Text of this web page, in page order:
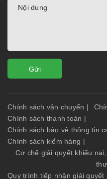
Gửi
Chính sách vận chuyển |
Chính sách thanh toán |
Chính sách bảo vệ thông tin
Chính sách kiểm hàng |
Cơ chế giải quyết khiếu
Quy trình tiếp nhận giải quyết